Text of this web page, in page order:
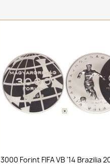
3000 Forint FIFA VB '14 Brazilia